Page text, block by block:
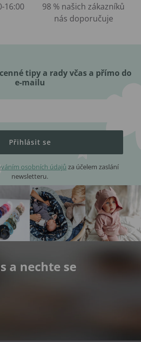
16:00
98 % našich zákazníků
nás doporučuje
tipy a rady včas a přímo do
e-mailu
Přihlásit se
osobních údajů za účelem zaslání
newsletteru.
a nechte se